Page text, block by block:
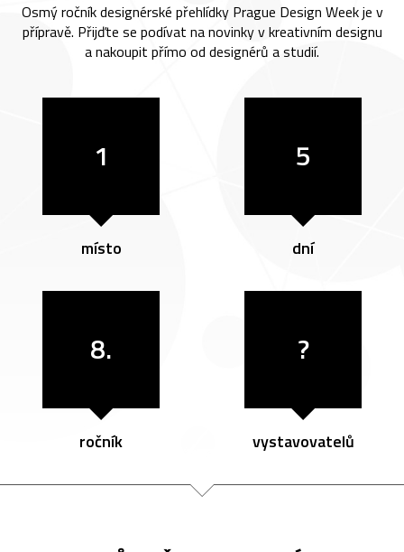
Osmý ročník designérské přehlídky Prague Design Week je v
přípravě. Přijďte se podívat na novinky v kreativním designu
a nakoupit přímo od designérů a studií.
1
místo
5
dní
8.
ročník
?
vystavovatelů